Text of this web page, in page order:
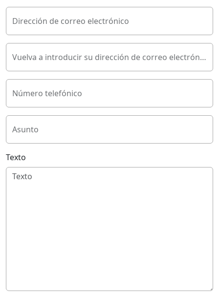
Dirección de correo electrónico
Vuelva a introducir su dirección de correo electrónico
Número telefónico
Asunto
Texto